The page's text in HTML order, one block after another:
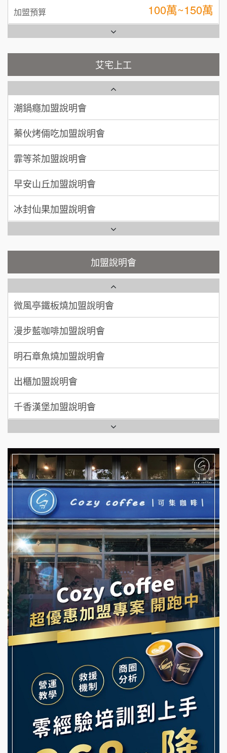
加盟預算 100萬 ~ 200萬
吳 先生/小姐 屏東縣
加盟預算 100萬~200萬
周 先生/小姐 台北
加盟預算 100萬 ~150萬
徐 先生/小姐 新北市
加盟預算
何 先生/小姐
加盟預算
呂 先生/小姐
加盟預算 200萬~400萬
顏 先生/小姐 台北市
廖 先生/小姐 高雄市
加盟預算
艾宅上工
台灣G湯加盟說明會
NU PASTA義大利麵加盟說明會
潮鍋癮加盟說明會
蓁伙烤倆吃加盟說明會
霏等茶加盟說明會
早安山丘加盟說明會
冰封仙果加盟說明會
Ramble Café 漫步藍咖啡加盟說明會
微風亭鐵板燒加盟說明會
【曉妍美妝】誠徵行政櫃檯
自助洗衣店誠徵代洗收送人員(台中市)
MUSHEN徵SPA美容芳療師
日十。早午食加盟說明會
拾鑶火鍋加盟說明會
全家加盟說明會
台灣G湯加盟說明會
彭富貴加盟說明會
NU PASTA義大利麵加盟說明會
潮鍋癮加盟說明會
蓁伙烤倆吃加盟說明會
霏等茶加盟說明會
早安山丘加盟說明會
冰封仙果加盟說明會
Ramble Café 漫步藍咖啡加盟說明會
微風亭鐵板燒加盟說明會
鮮茶道加盟說明會
【曉妍美妝】誠徵行政櫃檯
自助洗衣店誠徵代洗收送人員(台中市)
加盟說明會
藍象廷泰式火鍋加盟說明會
日十。早午食加盟說明會
上宇林加盟說明會
莫尼早餐Morni加盟說明會
手作功夫茶加盟說明會
SHARE TEA歇腳亭加盟說明會
潮味決-湯滷專門店加盟說明會
鮮茶道加盟說明會
微風亭鐵板燒加盟說明會
漫步藍咖啡加盟說明會
明石章魚燒加盟說明會
出櫃加盟說明會
千香漢堡加盟說明會
七盞茶加盟說明會
拉亞漢堡加盟說明會
杜芳子古味茶鋪加盟說明會
優握握×酸奶大獅加盟說明會
冬城門加盟說明會
拾鑶火鍋加盟說明會
阿性情趣無人販售所加盟明會
龍涎居好湯加盟說明會
舒油頭加盟說明會
韓金量加盟說明會
Mr.Wish加盟說明會
白鬍泡泡 BOHO POPO加盟說明會
雞咕雞咕加盟說明會